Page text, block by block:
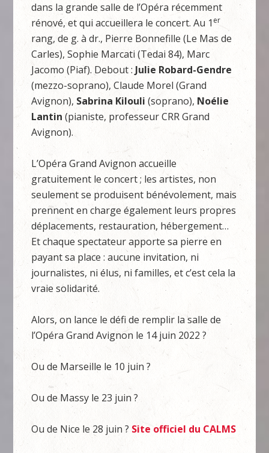
dans la grande salle de l’Opéra récemment
rénové, et qui accueillera le concert. Au 1 er
rang, de g. à dr., Pierre Bonnefille (Le Mas de
Carles), Sophie Marcati (Tedai 84), Marc
Jacomo (Piaf). Debout : Julie Robard-Gendre
(mezzo-soprano), Claude Morel (Grand
Avignon), Sabrina Kilouli (soprano), Noélie
Lantin (pianiste, professeur CRR Grand
Avignon).
L’Opéra Grand Avignon accueille
gratuitement le concert ; les artistes, non
seulement se produisent bénévolement, mais
prennent en charge également leurs propres
déplacements, restauration, hébergement…
Et chaque spectateur apporte sa pierre en
payant sa place : aucune invitation, ni
journalistes, ni élus, ni familles, et c’est cela la
vraie solidarité.
Alors, on lance le défi de remplir la salle de
l’Opéra Grand Avignon le 14 juin 2022 ?
Ou de Marseille le 10 juin ?
Ou de Massy le 23 juin ?
Ou de Nice le 28 juin ? Site officiel du CALMS